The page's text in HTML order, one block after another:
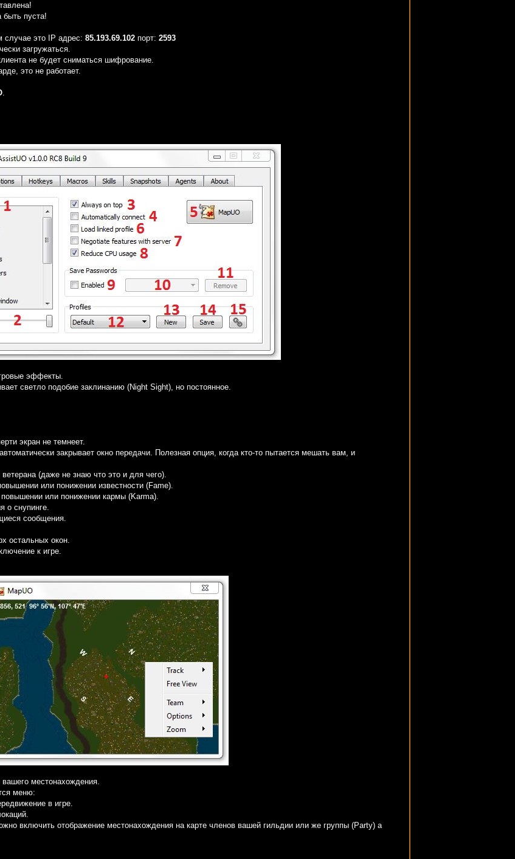
быть пуста!
это IP адрес: 85.193.69.102 порт: 2593
загружаться.
не будет сниматься шифрование.
это не работает.
.
эффекты.
светло подобие заклинанию (Night Sight), но постоянное.
экран не темнеет.
закрывает окно передачи. Полезная опция, когда кто-то пытается мешать вам, и
(даже не знаю что это и для чего).
или понижении известности (Fame).
или понижении кармы (Karma).
о снупинге.
сообщения.
остальных окон.
к игре.
местонахождения.
меню:
в игре.
включить отображение местонахождения на карте членов вашей гильдии или же группы (Party) а